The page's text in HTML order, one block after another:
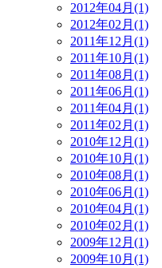
2012年04月(1)
2012年02月(1)
2011年12月(1)
2011年10月(1)
2011年08月(1)
2011年06月(1)
2011年04月(1)
2011年02月(1)
2010年12月(1)
2010年10月(1)
2010年08月(1)
2010年06月(1)
2010年04月(1)
2010年02月(1)
2009年12月(1)
2009年10月(1)